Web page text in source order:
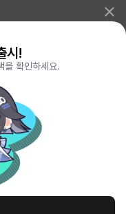
문의 고객센터 채용
시!
을 확인하세요.